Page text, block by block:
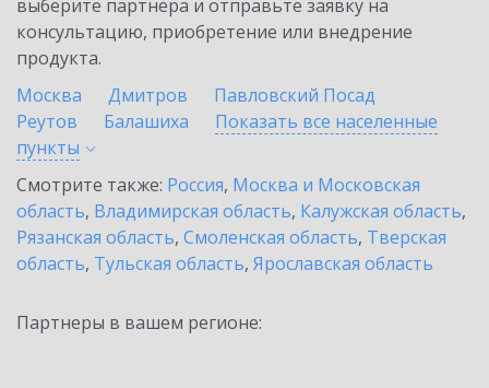
выберите партнёра и отправьте заявку на
консультацию, приобретение или внедрение
продукта.
Москва
Дмитров
Павловский Посад
Реутов
Балашиха
Показать все населенные
пункты
Смотрите также: Россия, Москва и Московская
область, Владимирская область, Калужская область,
Рязанская область, Смоленская область, Тверская
область, Тульская область, Ярославская область
Партнеры в вашем регионе: